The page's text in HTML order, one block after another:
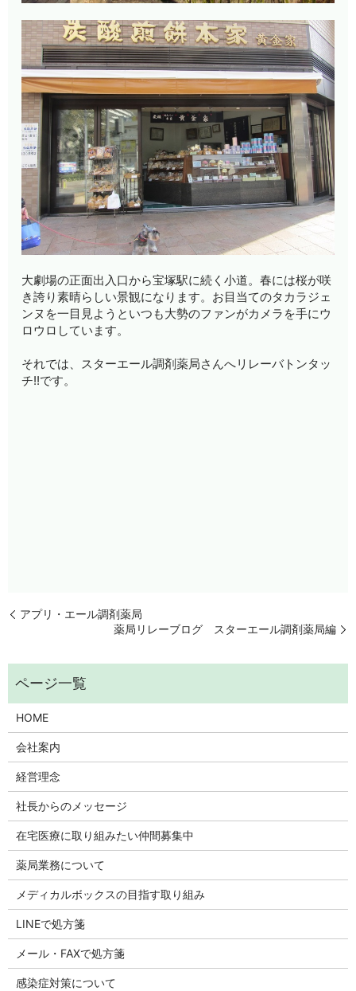
大劇場の正面出入口から宝塚駅に続く小道。春には桜が咲
き誇り素晴らしい景観になります。お目当てのタカラジェ
ンヌを一目見ようといつも大勢のファンがカメラを手にウ
ロウロしています。
それでは、スターエール調剤薬局さんへリレーバトンタッ
チ!!です。
アプリ・エール調剤薬局
薬局リレーブログ スターエール調剤薬局編
HOME
会社案内
経営理念
社長からのメッセージ
在宅医療に取り組みたい仲間募集中
薬局業務について
メディカルボックスの目指す取り組み
LINEで処方箋
メール・FAXで処方箋
感染症対策について